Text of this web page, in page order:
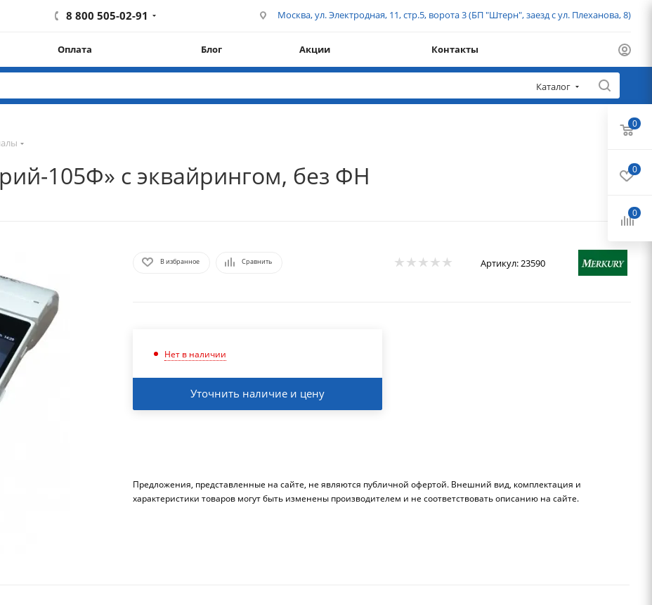
8 800 505-02-91 Москва, ул. Электродная, 11, стр.5, ворота 3 (БП "Штерн", заезд с ул. Плеханова, 8)
Оплата Блог Акции Контакты
Каталог
105Ф» с эквайрингом, без ФН
В избранное Сравнить Артикул:23590
Нет в наличии
Уточнить наличие и цену
Предложения, представленные на сайте, не являются публичной офертой. Внешний вид, комплектация и
характеристики товаров могут быть изменены производителем и не соответствовать описанию на сайте.
0
0
0